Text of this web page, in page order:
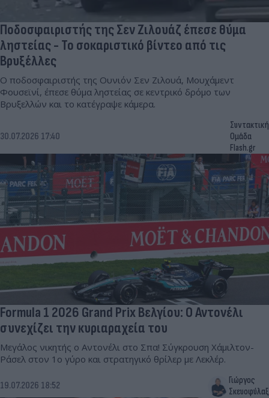
Ποδοσφαιριστής της Σεν Ζιλουάζ έπεσε θύμα
ληστείας - Το σοκαριστικό βίντεο από τις
Βρυξέλλες
Ο ποδοσφαιριστής της Ουνιόν Σεν Ζιλουά, Μουχάμεντ
Φουσεϊνί, έπεσε θύμα ληστείας σε κεντρικό δρόμο των
Βρυξελλών και το κατέγραψε κάμερα.
30.07.2026 17:40
Συντακτική
Ομάδα
Flash.gr
Formula 1 2026 Grand Prix Βελγίου: Ο Αντονέλι
συνεχίζει την κυριαραχεία του
Μεγάλος νικητής ο Αντονέλι στο Σπα! Σύγκρουση Χάμιλτον-
Ράσελ στον 1ο γύρο και στρατηγικό θρίλερ με Λεκλέρ.
19.07.2026 18:52
Γιώργος
Σκευοφύλαξ